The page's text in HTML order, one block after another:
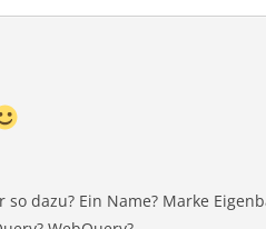
dazu? Ein Name? Marke